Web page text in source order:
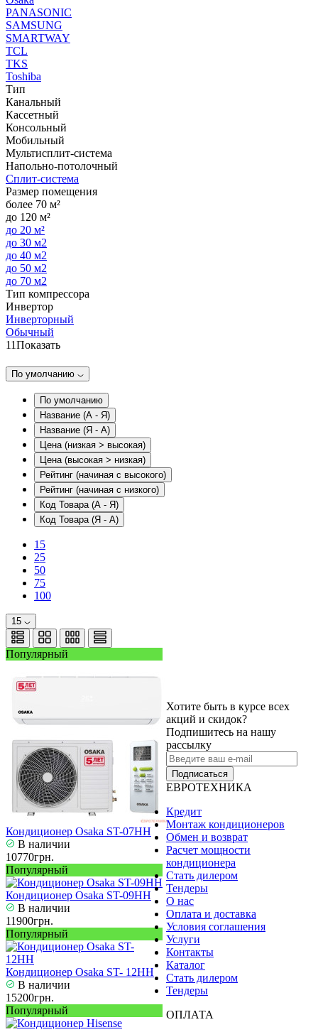
PANASONIC
SAMSUNG
SMARTWAY
TCL
TKS
Toshiba
Тип
Канальный
Кассетный
Консольный
Мобильный
Мультисплит-система
Напольно-потолочный
Сплит-система
Размер помещения
более 70 м²
до 120 м²
до 20 м²
до 30 м2
до 40 м2
до 50 м2
до 70 м2
Тип компрессора
Инвертор
Инверторный
Обычный
11Показать
По умолчанию
По умолчанию
Название (А - Я)
Название (Я - А)
Цена (низкая > высокая)
Цена (высокая > низкая)
Рейтинг (начиная с высокого)
Рейтинг (начиная с низкого)
Код Товара (А - Я)
Код Товара (Я - А)
15
25
50
75
100
15
Популярный
Кондиционер Osaka ST-07HH
В наличии
10770грн.
Популярный
Кондиционер Osaka ST-09HH
В наличии
11900грн.
Популярный
Кондиционер Osaka ST- 12HH
В наличии
15200грн.
Популярный
Хотите быть в курсе всех
акций и скидок?
Подпишитесь на нашу
рассылку
Подписаться
ЕВРОТЕХНИКА
Кредит
Монтаж кондиционеров
Обмен и возврат
Расчет мощности
кондиционера
Стать дилером
Тендеры
О нас
Оплата и доставка
Условия соглашения
Услуги
Контакты
Каталог
Стать дилером
Тендеры
ОПЛАТА